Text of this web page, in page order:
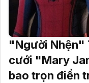
"Người Nhện"
cưới "Mary
bao trọn điền